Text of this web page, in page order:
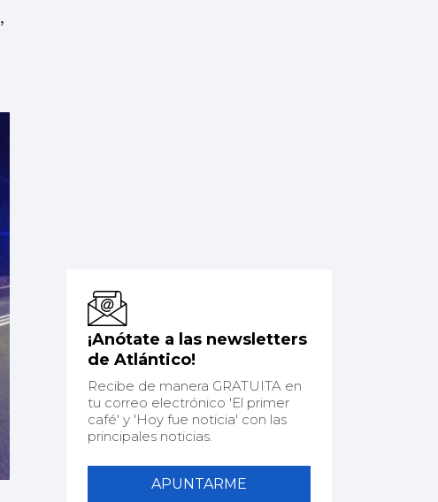
,
¡Anótate a las newsletters
de Atlántico!
Recibe de manera GRATUITA en
tu correo electrónico 'El primer
café' y 'Hoy fue noticia' con las
principales noticias.
APUNTARME